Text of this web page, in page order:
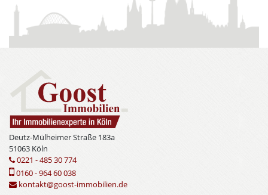
Deutz-Mülheimer Straße 183a
51063 Köln
0221 - 485 30 774
0160 - 964 60 038
kontakt@goost-immobilien.de